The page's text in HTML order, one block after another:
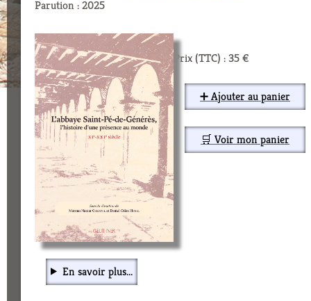
Parution : 2025
Prix (TTC) : 35 €
➕ Ajouter au panier
🛒 Voir mon panier
En savoir plus...